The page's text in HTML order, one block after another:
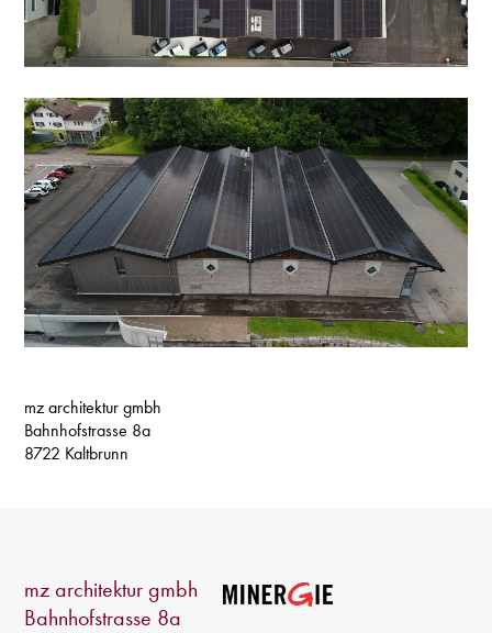
mz architektur gmbh
Bahnhofstrasse 8a
8722 Kaltbrunn
mz architektur gmbh
Bahnhofstrasse 8a